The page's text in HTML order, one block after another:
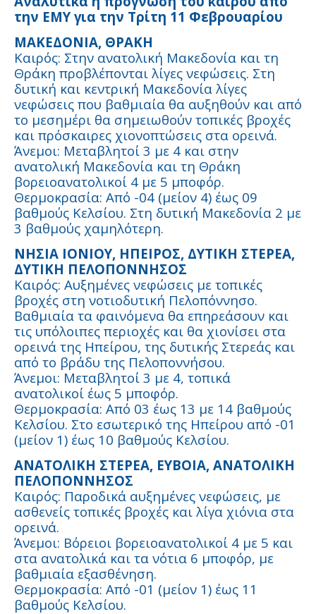
την ΕΜΥ για την Τρίτη 11 Φεβρουαρίου
ΜΑΚΕΔΟΝΙΑ, ΘΡΑΚΗ
Καιρός: Στην ανατολική Μακεδονία και τη
Θράκη προβλέπονται λίγες νεφώσεις. Στη
δυτική και κεντρική Μακεδονία λίγες
νεφώσεις που βαθμιαία θα αυξηθούν και από
το μεσημέρι θα σημειωθούν τοπικές βροχές
και πρόσκαιρες χιονοπτώσεις στα ορεινά.
Άνεμοι: Μεταβλητοί 3 με 4 και στην
ανατολική Μακεδονία και τη Θράκη
βορειοανατολικοί 4 με 5 μποφόρ.
Θερμοκρασία: Από -04 (μείον 4) έως 09
βαθμούς Κελσίου. Στη δυτική Μακεδονία 2 με
3 βαθμούς χαμηλότερη.
ΝΗΣΙΑ ΙΟΝΙΟΥ, ΗΠΕΙΡΟΣ, ΔΥΤΙΚΗ ΣΤΕΡΕΑ,
ΔΥΤΙΚΗ ΠΕΛΟΠΟΝΝΗΣΟΣ
Καιρός: Αυξημένες νεφώσεις με τοπικές
βροχές στη νοτιοδυτική Πελοπόννησο.
Βαθμιαία τα φαινόμενα θα επηρεάσουν και
τις υπόλοιπες περιοχές και θα χιονίσει στα
ορεινά της Ηπείρου, της δυτικής Στερεάς και
από το βράδυ της Πελοποννήσου.
Άνεμοι: Μεταβλητοί 3 με 4, τοπικά
ανατολικοί έως 5 μποφόρ.
Θερμοκρασία: Από 03 έως 13 με 14 βαθμούς
Κελσίου. Στο εσωτερικό της Ηπείρου από -01
(μείον 1) έως 10 βαθμούς Κελσίου.
ΑΝΑΤΟΛΙΚΗ ΣΤΕΡΕΑ, ΕΥΒΟΙΑ, ΑΝΑΤΟΛΙΚΗ
ΠΕΛΟΠΟΝΝΗΣΟΣ
Καιρός: Παροδικά αυξημένες νεφώσεις, με
ασθενείς τοπικές βροχές και λίγα χιόνια στα
ορεινά.
Άνεμοι: Βόρειοι βορειοανατολικοί 4 με 5 και
στα ανατολικά και τα νότια 6 μποφόρ, με
βαθμιαία εξασθένηση.
Θερμοκρασία: Από -01 (μείον 1) έως 11
βαθμούς Κελσίου.